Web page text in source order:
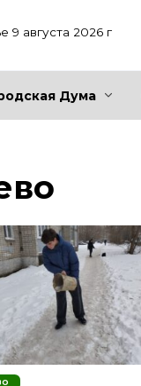
9 августа 2026 г
Дума